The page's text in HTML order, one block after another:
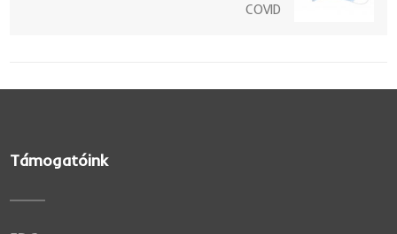
COVID
Támogatóink